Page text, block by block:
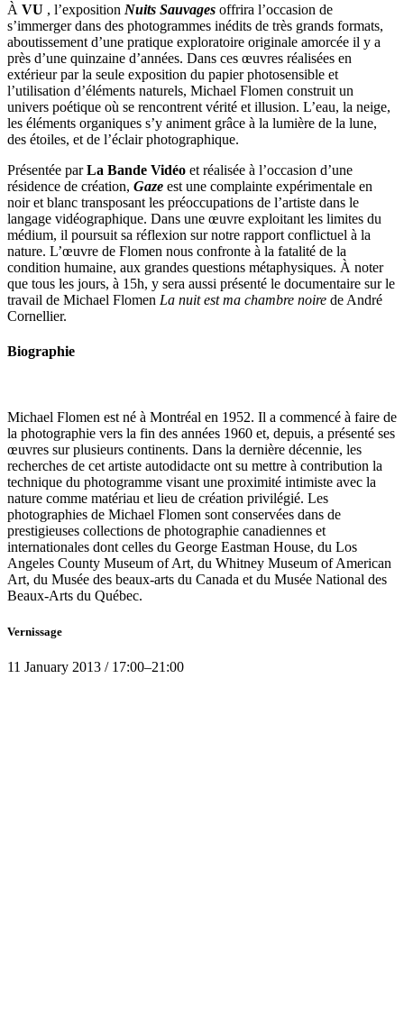
À VU , l’exposition Nuits Sauvages offrira l’occasion de
s’immerger dans des photogrammes inédits de très grands formats,
aboutissement d’une pratique exploratoire originale amorcée il y a
près d’une quinzaine d’années. Dans ces œuvres réalisées en
extérieur par la seule exposition du papier photosensible et
l’utilisation d’éléments naturels, Michael Flomen construit un
univers poétique où se rencontrent vérité et illusion. L’eau, la neige,
les éléments organiques s’y animent grâce à la lumière de la lune,
des étoiles, et de l’éclair photographique.
Présentée parLa Bande Vidéo et réalisée à l’occasion d’une
résidence de création, Gaze est une complainte expérimentale en
noir et blanc transposant les préoccupations de l’artiste dans le
langage vidéographique. Dans une œuvre exploitant les limites du
médium, il poursuit sa réflexion sur notre rapport conflictuel à la
nature. L’œuvre de Flomen nous confronte à la fatalité de la
condition humaine, aux grandes questions métaphysiques. À noter
que tous les jours, à 15h, y sera aussi présenté le documentaire sur le
travail de Michael Flomen La nuit est ma chambre noire de André
Cornellier.
Biographie
Michael Flomen est né à Montréal en 1952. Il a commencé à faire de
la photographie vers la fin des années 1960 et, depuis, a présenté ses
œuvres sur plusieurs continents. Dans la dernière décennie, les
recherches de cet artiste autodidacte ont su mettre à contribution la
technique du photogramme visant une proximité intimiste avec la
nature comme matériau et lieu de création privilégié. Les
photographies de Michael Flomen sont conservées dans de
prestigieuses collections de photographie canadiennes et
internationales dont celles du George Eastman House, du Los
Angeles County Museum of Art, du Whitney Museum of American
Art, du Musée des beaux-arts du Canada et du Musée National des
Beaux-Arts du Québec.
Vernissage
11 January 2013 / 17:00–21:00